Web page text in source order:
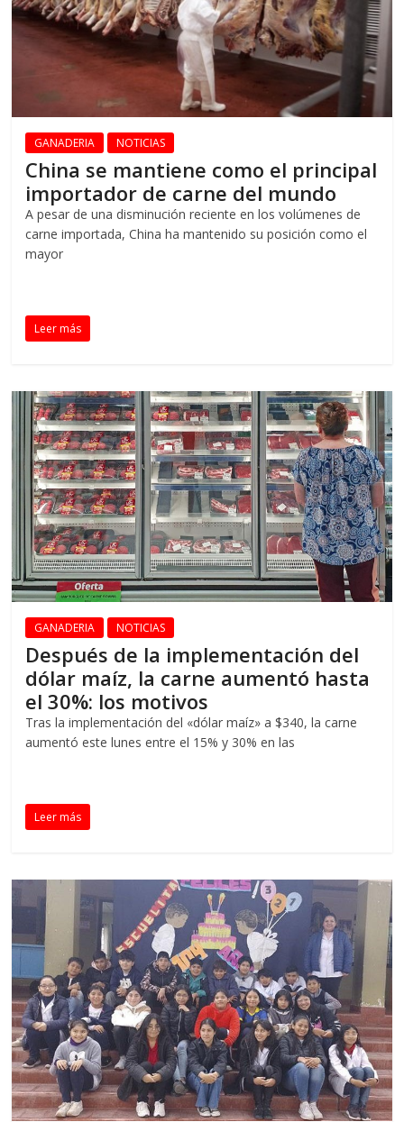
GANADERIA NOTICIAS
China se mantiene como el principal
importador de carne del mundo
A pesar de una disminución reciente en los volúmenes de
carne importada, China ha mantenido su posición como el
mayor
Leer más
GANADERIA NOTICIAS
Después de la implementación del
dólar maíz, la carne aumentó hasta
el 30%: los motivos
Tras la implementación del «dólar maíz» a $340, la carne
aumentó este lunes entre el 15% y 30% en las
Leer más